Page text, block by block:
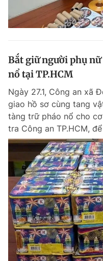
Bắt giữ người phụ
nổ tại TP.HCM
Ngày 27.1, Công an xã
giao hồ sơ cùng tang
tàng trữ pháo nổ cho
tra Công an TP.HCM,